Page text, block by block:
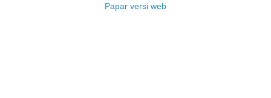
Papar versi web